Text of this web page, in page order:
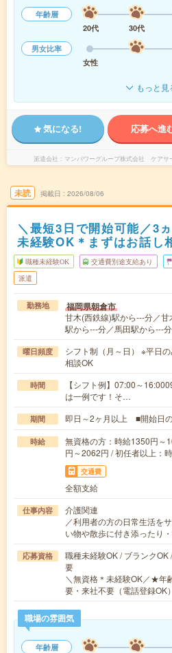
年齢層
20代
30代
男女比率
女性
もっと見
気になる! 応募へ進
派遣会社 マンパワーグループ株式会社 ケアサ
未読 掲載日 2026/08/06
＼最短3日で開始可能／3
未経験OK＊まずはお話し
職種未経験OK 交通費別途支給あり
派遣
勤務地 福岡県朝倉市
甘木(西鉄線)駅から---分／
駅から---分／馬田駅から---分
曜日頻度
シフト制（月～日） ※平日
相談OK
時間
【シフト例】07:00～
は一例です！そ…
期間 即日～2ヶ月以上 ■開始日の
時給
無資格の方：時給1350円～
円～2062円 / 初任者以上：
交通費
全額支給
仕事内容
介護関連
／利用者の方の日常生活
い物や散歩に付き添ったり
応募資格
職種未経験OK / ブランク
要
＼無資格＊未経験OK／★年
要・来社不要（電話登録
職場の雰囲気
年齢層